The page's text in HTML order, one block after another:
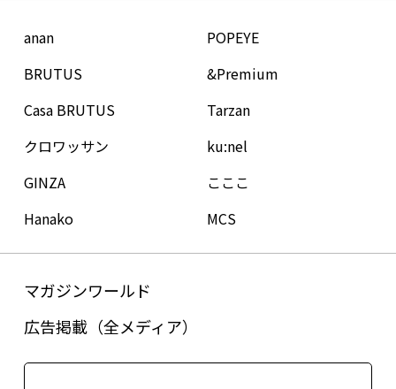
anan
BRUTUS
Casa BRUTUS
クロワッサン
GINZA
Hanako
POPEYE
&Premium
Tarzan
ku:nel
こここ
MCS
マガジンワールド
広告掲載（全メディア）